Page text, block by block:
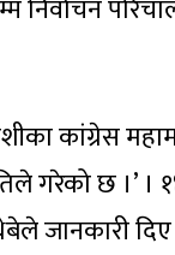
निर्वाचन
कांग्रेस
गरेको छ ।’ ।
जानकारी दिए